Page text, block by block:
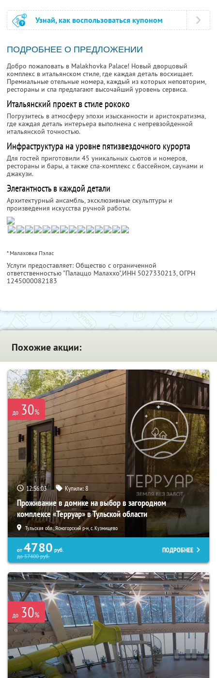
Узнай, как воспользоваться купоном
ПОДРОБНЕЕ О ПРЕДЛОЖЕНИИ
Добро пожаловать в Malakhovka Palace! Новый дворцовый
комплекс в итальянском стиле, где каждая деталь восхищает.
Премиальные отельные номера, каждый из которых неповторим,
рестораны и спа предлагают высочайший уровень сервиса.
Итальянский проект в стиле рококо
Погрузитесь в атмосферу эпохи изысканности и аристократизма,
где каждая деталь интерьера выполнена с непревзойденной
итальянской точностью.
Инфраструктура на уровне пятизвездочного курорта
Для гостей приготовили 45 уникальных сьютов и номеров,
рестораны и бары, а также спа-комплекс с бассейном, саунами и
джакузи.
Элегантность в каждой детали
Архитектурный ансамбль, эксклюзивные скульптуры и
произведения искусства ручной работы.
* Малаховка Пэлас
Услуги предоставляет: Общество с ограниченной
ответственностью "Палаццо Малаххо",ИНН 5027330213, ОГРН
1245000082183
Похожие акции:
до 30%
12:56:02 Купили:8
Проживание в домике на выбор в загородном
комплексе «Терруар» в Тульской области
Тульская обл., Ясногорский р-н, с. Кузмищево
от 4780 руб.
до57400руб.
ПОДРОБНЕЕ
до 30%